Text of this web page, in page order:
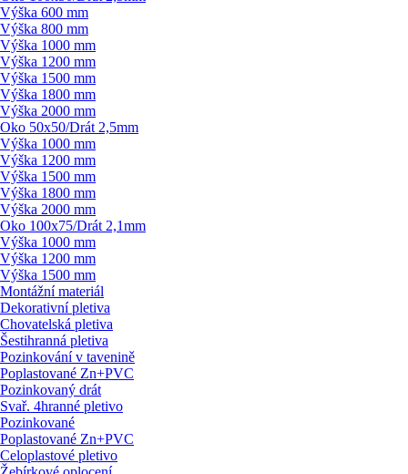
Výška 600 mm
Výška 800 mm
Výška 1000 mm
Výška 1200 mm
Výška 1500 mm
Výška 1800 mm
Výška 2000 mm
Oko 50x50/Drát 2,5mm
Výška 1000 mm
Výška 1200 mm
Výška 1500 mm
Výška 1800 mm
Výška 2000 mm
Oko 100x75/Drát 2,1mm
Výška 1000 mm
Výška 1200 mm
Výška 1500 mm
Montážní materiál
Dekorativní pletiva
Chovatelská pletiva
Šestihranná pletiva
Pozinkování v tavenině
Poplastované Zn+PVC
Pozinkovaný drát
Svař. 4hranné pletivo
Pozinkované
Poplastované Zn+PVC
Celoplastové pletivo